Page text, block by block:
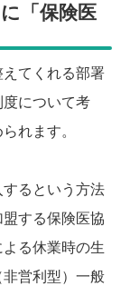
「保険医
てくれる部署
について考
れます。
るという方法
する保険医協
る休業時の生
営利型）一般